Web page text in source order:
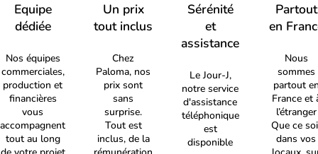
Equipe
dédiée
Nos équipes
commerciales,
production et
financières
vous
accompagnent
tout au long
Un prix
tout inclus
Chez
Paloma, nos
prix sont
sans
surprise.
Tout est
inclus, de la
Sérénité
et
assistance
Le Jour-J,
notre service
d'assistance
téléphonique
est
disponible
Partout
en
Nous
sommes
partout
France et
l’étranger
Que ce
dans vos